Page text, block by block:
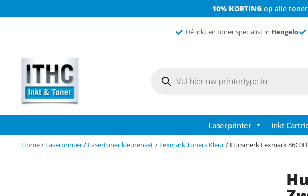
10% KORTINGop alle
Dé inkt en toner specialist in Hengelo
Laserprinter Inkt
Home/ Laserprinter/ Lasertoner kleurenset/ Lexmark Toners Kleur/ Huismerk Lexmark